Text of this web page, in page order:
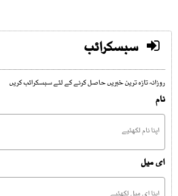
سبسکرائب
روزانہ تازہ ترین خبریں حاصل کرنے کے لئے سبسکرائب کریں
نام
ای میل